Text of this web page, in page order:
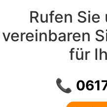
Rufen Sie
vereinbaren
für
📞